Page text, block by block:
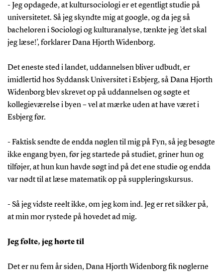
- Jeg opdagede, at kultursociologi er et egentligt studie på
universitetet. Så jeg skyndte mig at google, og da jeg så
bacheloren i Sociologi og kulturanalyse, tænkte jeg ’det skal
jeg læse!’, forklarer Dana Hjorth Widenborg.
Det eneste sted i landet, uddannelsen bliver udbudt, er
imidlertid hos Syddansk Universitet i Esbjerg, så Dana Hjorth
Widenborg blev skrevet op på uddannelsen og søgte et
kollegieværelse i byen – vel at mærke uden at have været i
Esbjerg før.
- Faktisk sendte de endda nøglen til mig på Fyn, så jeg besøgte
ikke engang byen, før jeg startede på studiet, griner hun og
tilføjer, at hun kun havde søgt ind på det ene studie og endda
var nødt til at læse matematik op på suppleringskursus.
- Så jeg vidste reelt ikke, om jeg kom ind. Jeg er ret sikker på,
at min mor rystede på hovedet ad mig.
Jeg følte, jeg hørte til
Det er nu fem år siden, Dana Hjorth Widenborg fik nøglerne